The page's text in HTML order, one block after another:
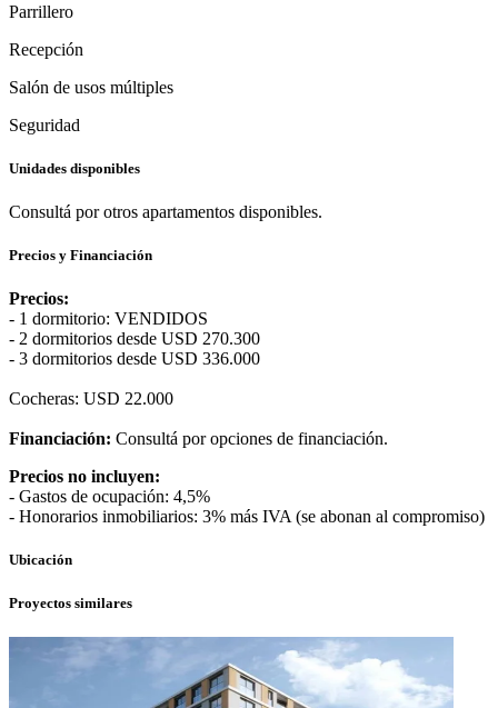
Parrillero
Recepción
Salón de usos múltiples
Seguridad
Unidades disponibles
Consultá por otros apartamentos disponibles.
Precios y Financiación
Precios:
- 1 dormitorio: VENDIDOS
- 2 dormitorios desde USD 270.300
- 3 dormitorios desde USD 336.000
Cocheras: USD 22.000
Financiación: Consultá por opciones de financiación.
Precios no incluyen:
- Gastos de ocupación: 4,5%
- Honorarios inmobiliarios: 3% más IVA (se abonan al compromiso)
Ubicación
Proyectos similares